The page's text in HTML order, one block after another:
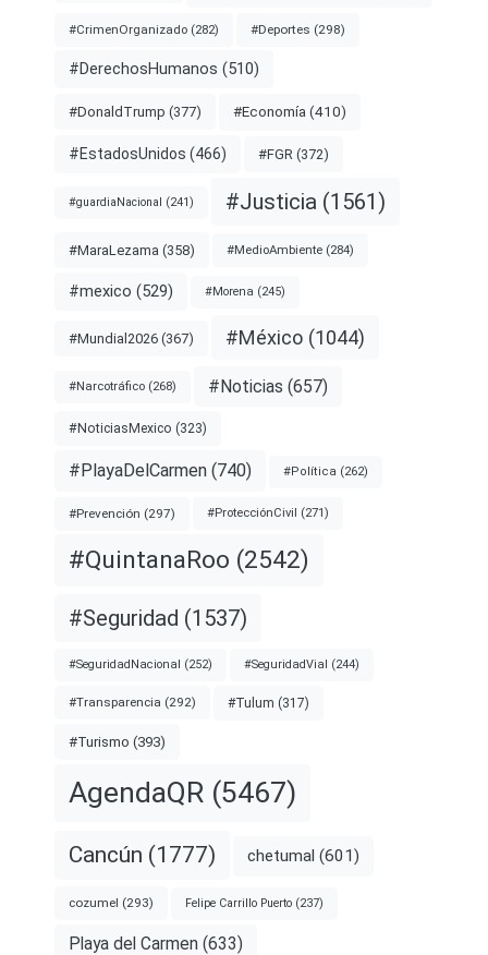
#CrimenOrganizado (282) #Deportes (298)
#DerechosHumanos (510)
#DonaldTrump (377) #Economía (410)
#EstadosUnidos (466) #FGR (372)
#guardiaNacional (241) #Justicia (1561)
#MaraLezama (358) #MedioAmbiente (284)
#mexico (529) #Morena (245)
#Mundial2026 (367) #México (1044)
#Narcotráfico (268) #Noticias (657)
#NoticiasMexico (323)
#PlayaDelCarmen (740) #Política (262)
#Prevención (297) #ProtecciónCivil (271)
#QuintanaRoo (2542)
#Seguridad (1537)
#SeguridadNacional (252) #SeguridadVial (244)
#Transparencia (292) #Tulum (317)
#Turismo (393)
AgendaQR (5467)
Cancún (1777) chetumal (601)
cozumel (293) Felipe Carrillo Puerto (237)
Playa del Carmen (633)